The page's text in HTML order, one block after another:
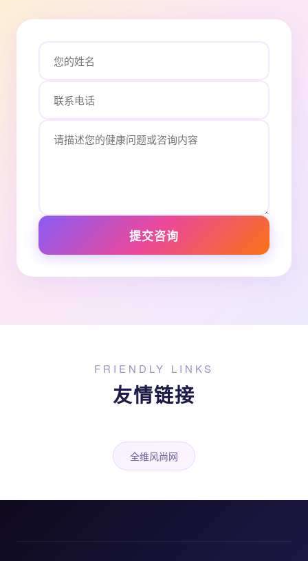
提交咨询
FRIENDLY LINKS
友情链接
全维风尚网